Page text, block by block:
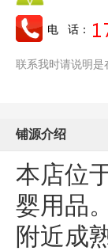
电 话：
联系我时请说明是
铺源介绍
本店位
婴用品
附近成